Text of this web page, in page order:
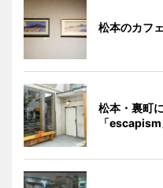
松本のカフ
松本・裏町
「escapism